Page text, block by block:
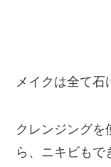
メイクは全て石
クレンジングを
ら、ニキビもで